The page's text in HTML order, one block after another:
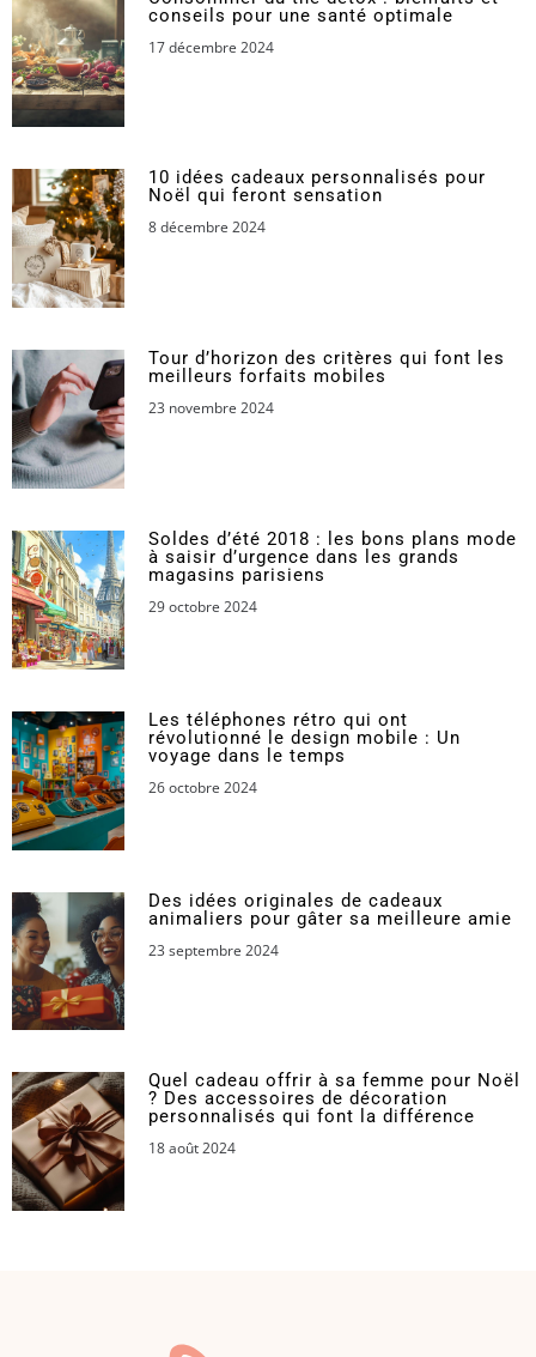
conseils pour une santé optimale
17 décembre 2024
10 idées cadeaux personnalisés pour
Noël qui feront sensation
8 décembre 2024
Tour d’horizon des critères qui font les
meilleurs forfaits mobiles
23 novembre 2024
Soldes d’été 2018 : les bons plans mode
à saisir d’urgence dans les grands
magasins parisiens
29 octobre 2024
Les téléphones rétro qui ont
révolutionné le design mobile : Un
voyage dans le temps
26 octobre 2024
Des idées originales de cadeaux
animaliers pour gâter sa meilleure amie
23 septembre 2024
Quel cadeau offrir à sa femme pour Noël
? Des accessoires de décoration
personnalisés qui font la différence
18 août 2024